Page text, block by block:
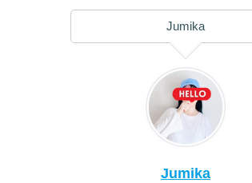
Jumika
Jumika